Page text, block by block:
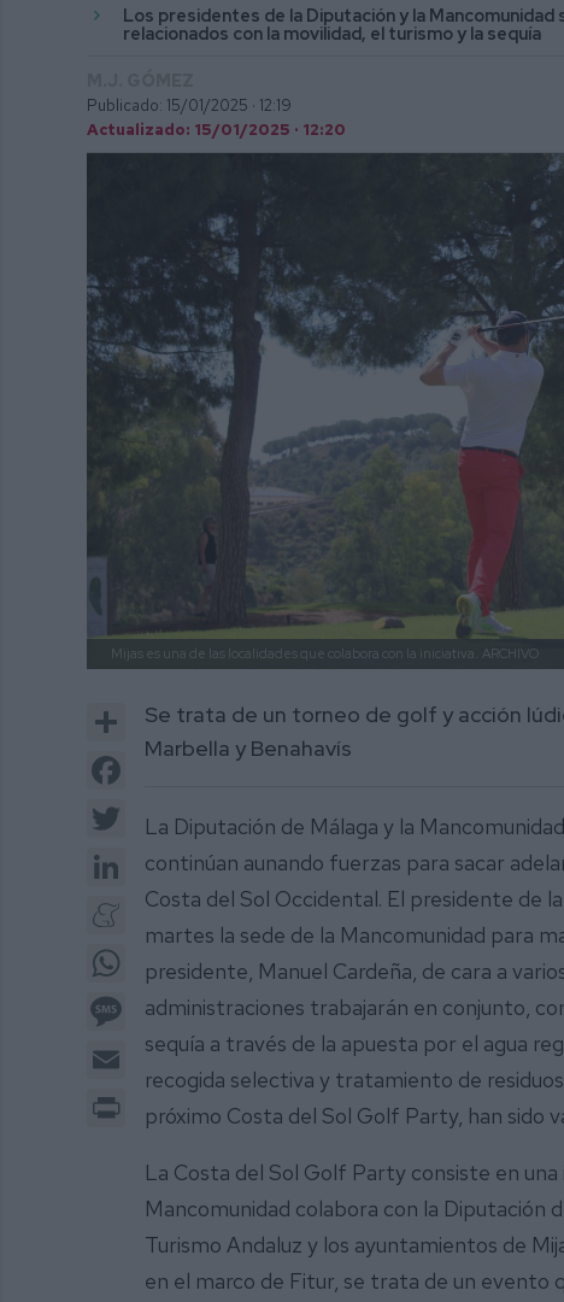
Los presidentes de la Diputación y la
relacionados con la movilidad, el turismo y la sequía
Publicado: 15/01/2025 · 12:19
Actualizado: 15/01/2025 · 12:20
Mijas es una de las localidades que colabora con la iniciativa. ARCHIVO
Share
Facebook
LinkedIn
Meneame
Message
Email
Se trata de un torneo de golf y acción
Marbella y Benahavís
La Diputación de Málaga y la
continúan aunando fuerzas para sacar
Costa del Sol Occidental. El presidente de
martes la sede de la Mancomunidad para
presidente, Manuel Cardeña, de cara a
administraciones trabajarán en conjunto,
sequía a través de la apuesta por el agua
recogida selectiva y tratamiento de
próximo Costa del Sol Golf Party, han sido
La Costa del Sol Golf Party consiste en
Mancomunidad colabora con la Diputación
Turismo Andaluz y los ayuntamientos de
en el marco de Fitur, se trata de un